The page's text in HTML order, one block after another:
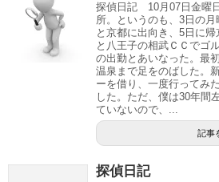
探偵日記 10月07日金曜
所。というのも、3日の
と京都に出向き、5日に
と八王子の相武ＣＣでゴ
の出勤とあいなった。最
温泉まで足をのばした。
ーを借り、一度行ってみ
した。ただ、僕は30年間
ていないので、...
記事
探偵日記